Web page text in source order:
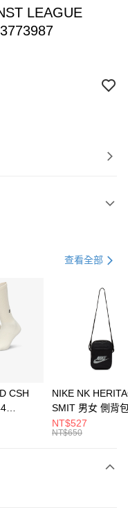
LEAGUE
21家銀行
商業銀行
商業銀行
查看全部
CSH
短統襪
NIKE NK
SMIT 男女 側背
BA5871010
NT$527
NT$650